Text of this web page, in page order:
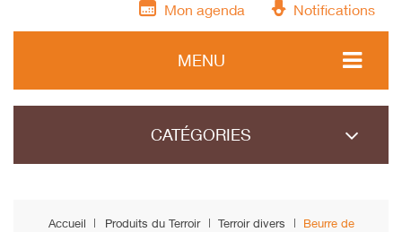
Mon agenda Notifications
MENU
CATÉGORIES
Accueil Produits du Terroir Terroir divers
Beurre de